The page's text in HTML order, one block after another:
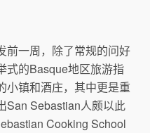
前一周，除了常规的问好
式的Basque地区旅游指
小镇和酒庄，其中更是重
San Sebastian人颇以此
Cooking School